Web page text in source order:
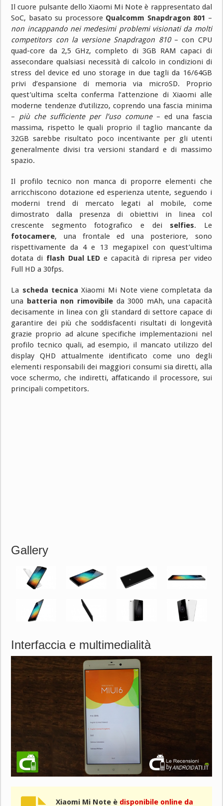
Il cuore pulsante dello Xiaomi Mi Note è rappresentato dal
SoC, basato su processore Qualcomm Snapdragon 801 –
non incappando nei medesimi problemi visionati da molti
competitors con la versione Snapdragon 810– con CPU
quad-core da 2,5 GHz, completo di 3GB RAM capaci di
assecondare qualsiasi necessità di calcolo in condizioni di
stress del device ed uno storage in due tagli da 16/64GB
privi d’espansione di memoria via microSD. Proprio
quest’ultima scelta conferma l’attenzione di Xiaomi alle
moderne tendenze d’utilizzo, coprendo una fascia minima
– più che sufficiente per l’uso comune– ed una fascia
massima, rispetto le quali proprio il taglio mancante da
32GB sarebbe risultato poco incentivante per gli utenti
generalmente divisi tra versioni standard e di massimo
spazio.
Il profilo tecnico non manca di proporre elementi che
arricchiscono dotazione ed esperienza utente, seguendo i
moderni trend di mercato legati al mobile, come
dimostrato dalla presenza di obiettivi in linea col
crescente segmento fotografico e dei selfies. Le
fotocamere, una frontale ed una posteriore, sono
rispettivamente da 4 e 13 megapixel con quest’ultima
dotata di flash Dual LED e capacità di ripresa per video
Full HD a 30fps.
La scheda tecnica Xiaomi Mi Note viene completata da
una batteria non rimovibileda 3000 mAh, una capacità
decisamente in linea con gli standard di settore capace di
garantire dei più che soddisfacenti risultati di longevità
grazie proprio ad alcune specifiche implementazioni nel
profilo tecnico quali, ad esempio, il mancato utilizzo del
display QHD attualmente identificato come uno degli
elementi responsabili dei maggiori consumi sia diretti, alla
voce schermo, che indiretti, affaticando il processore, sui
principali competitors.
Gallery
Interfaccia e multimedialità
Xiaomi Mi Note è disponibile online da